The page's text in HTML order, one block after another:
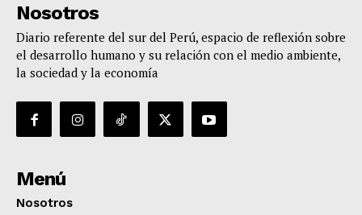
Nosotros
Diario referente del sur del Perú, espacio de reflexión sobre
el desarrollo humano y su relación con el medio ambiente,
la sociedad y la economía
Menú
Nosotros